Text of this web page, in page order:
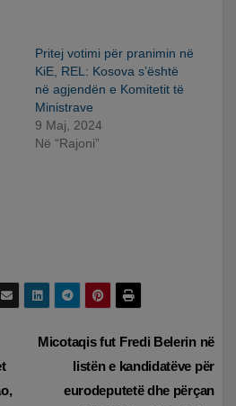
Pritej votimi për pranimin në
KiE, REL: Kosova s’është
në agjendën e Komitetit të
Ministrave
9 Maj, 2024
Në “Rajoni”
Micotaqis fut Fredi Belerin në
listën e kandidatëve për
eurodeputetë dhe përçan